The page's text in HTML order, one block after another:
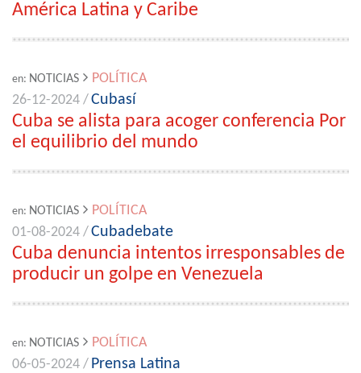
América Latina y Caribe
en: NOTICIAS
POLÍTICA
26-12-2024 /Cubasí
Cuba se alista para acoger conferencia Por
el equilibrio del mundo
en: NOTICIAS
POLÍTICA
01-08-2024 /Cubadebate
Cuba denuncia intentos irresponsables de
producir un golpe en Venezuela
en: NOTICIAS
POLÍTICA
06-05-2024 / Prensa Latina